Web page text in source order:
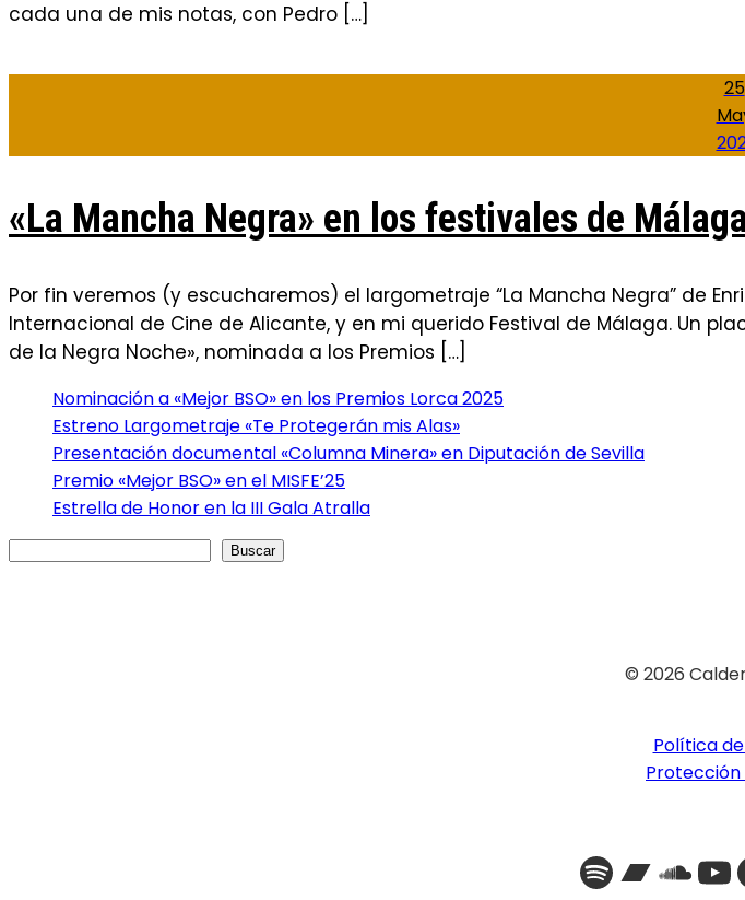
cada una de mis notas, con Pedro […]
25
«La Mancha Negra» en los festivales de
Por fin veremos (y escucharemos) el largometraje “La Mancha Negra” de
Internacional de Cine de Alicante, y en mi querido Festival de Málaga. Un
de la Negra Noche», nominada a los Premios […]
Nominación a «Mejor BSO» en los Premios Lorca 2025
Estreno Largometraje «Te Protegerán mis Alas»
Presentación documental «Columna Minera» en Diputación de Sevilla
Premio «Mejor BSO» en el MISFE’25
Estrella de Honor en la III Gala Atralla
Buscar
© 2026
Política
Protección
Spotify